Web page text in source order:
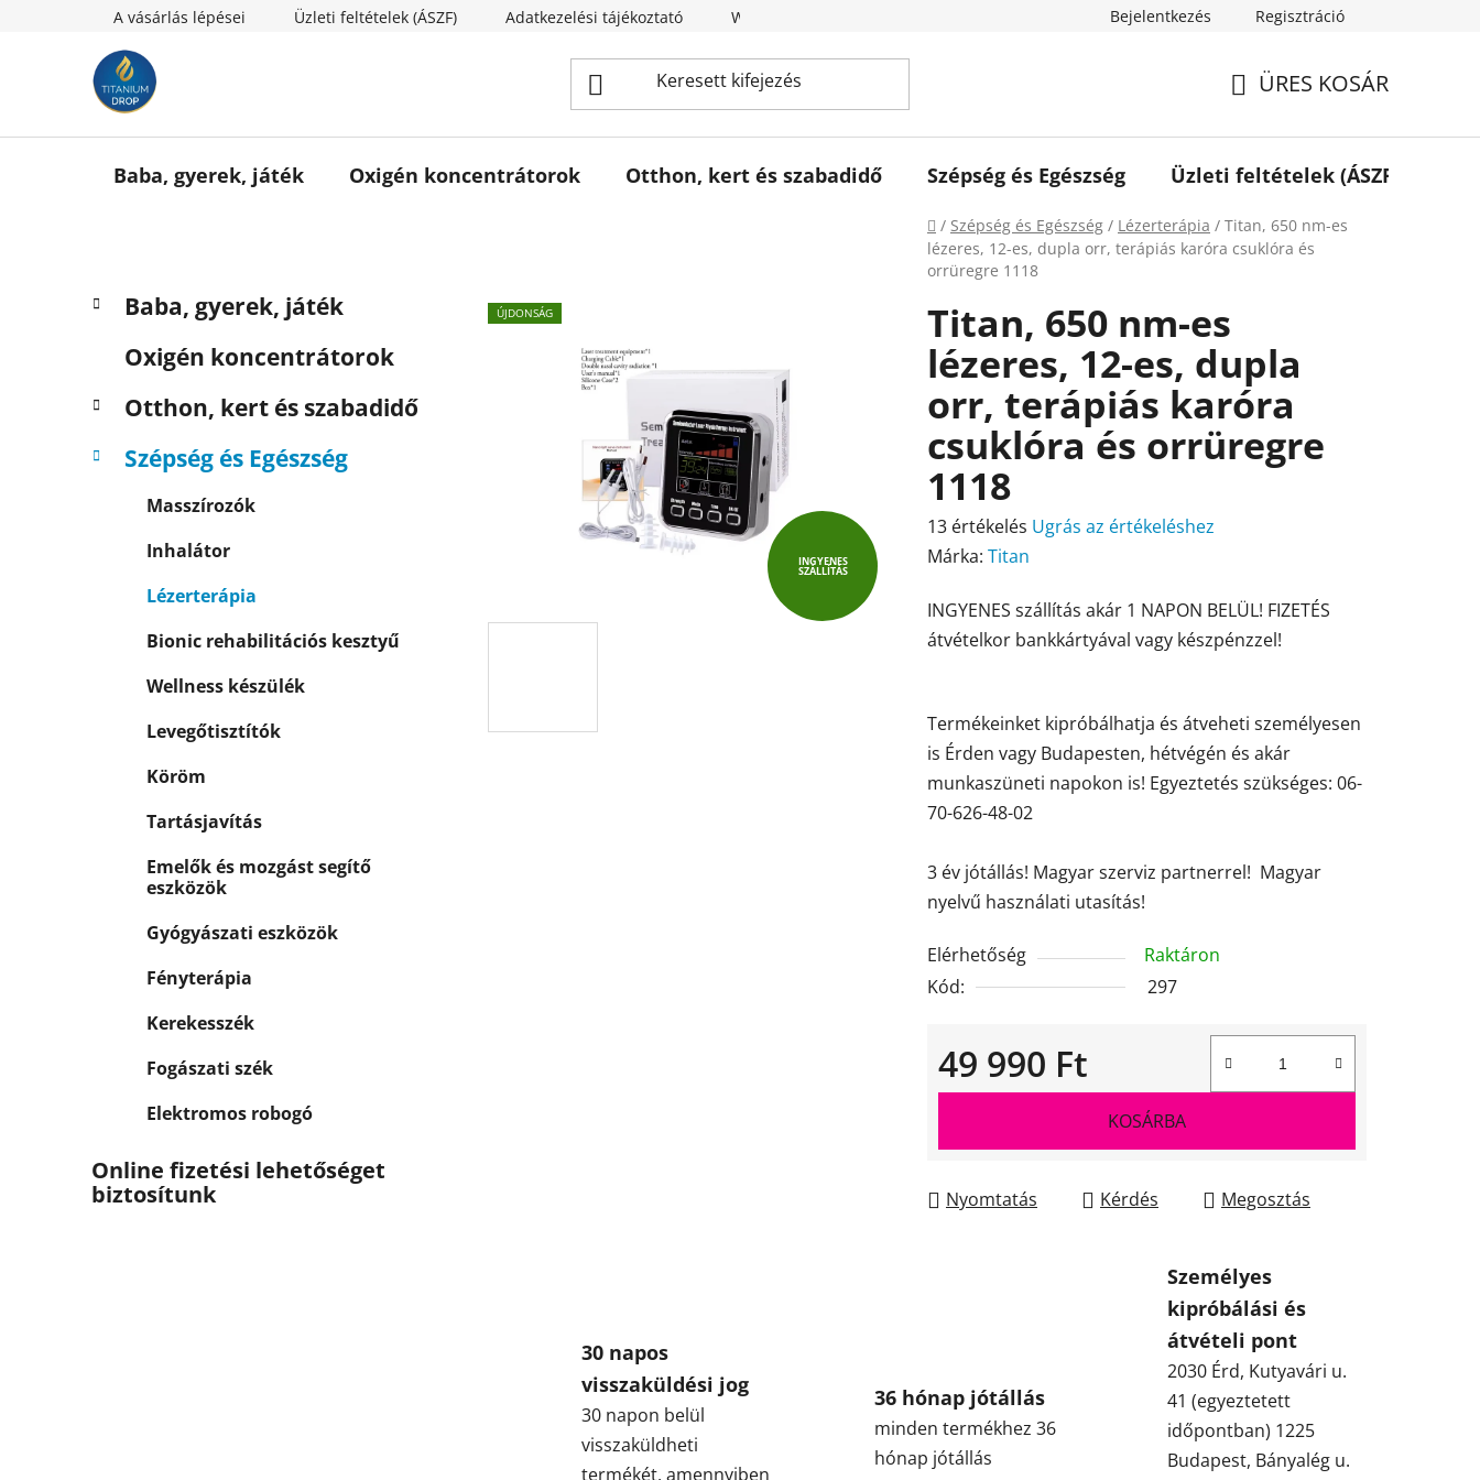
tartalomhoz
A vásárlás lépései Üzleti feltételek (ÁSZF) Adatkezelési tájékoztató Webáruház értékelése Bejelentkezés Regisztráció
ÜRES KOSÁR
Baba, gyerek, játék Oxigén koncentrátorok Otthon, kert és szabadidő Szépség és Egészség Üzleti feltételek (ÁSZF)
Kezdőlap
/ Szépség és Egészség / Lézerterápia / Titan, 650 nm-es
lézeres, 12-es, dupla orr, terápiás karóra csuklóra és
orrüregre 1118
O
l
ó
Kategóriák
átugrása
K
a
ó
i
Baba, gyerek, játék
Oxigén koncentrátorok
Otthon, kert és szabadidő
Szépség és Egészség
Masszírozók
Inhalátor
Lézerterápia
Bionic rehabilitációs kesztyű
Wellness készülék
Levegőtisztítók
Köröm
Tartásjavítás
Emelők és mozgást segítő
eszközök
Gyógyászati eszközök
Fényterápia
Kerekesszék
Fogászati szék
Elektromos robogó
Online fizetési lehetőséget
biztosítunk
Titan, 650 nm-es
lézeres, 12-es, dupla
orr, terápiás karóra
csuklóra és orrüregre
1118
A
termék
értékelése
5-
csillag.
13 értékelés Ugrás az értékeléshez
Márka: Titan
INGYENES szállítás akár 1 NAPON BELÜL! FIZETÉS
átvételkor bankkártyával vagy készpénzzel!
Termékeinket kipróbálhatja és átveheti személyesen
is Érden vagy Budapesten, hétvégén és akár
munkaszüneti napokon is! Egyeztetés szükséges: 06-
70-626-48-02
3 év jótállás! Magyar szerviz partnerrel! Magyar
nyelvű használati utasítás!
Elérhetőség
Raktáron
Kód:
297
49 990 Ft
Egységár:
KOSÁRBA
Nyomtatás Kérdés Megosztás
ÚJDONSÁG
INGYENES
SZÁLLÍTÁS
30 napos
visszaküldési jog
30 napon belül
visszaküldheti
termékét, amennyiben
36 hónap jótállás
minden termékhez 36
hónap jótállás
Személyes
kipróbálási és
átvételi pont
2030 Érd, Kutyavári u.
41 (egyeztetett
időpontban) 1225
Budapest, Bányalég u.